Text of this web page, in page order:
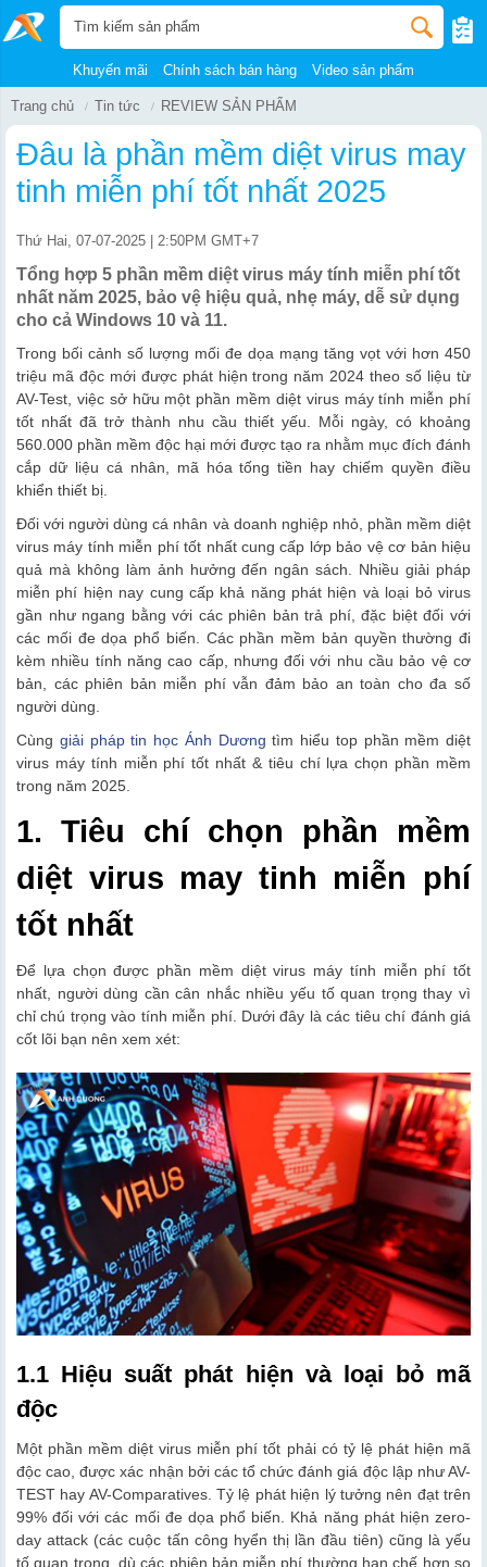
Khuyến mãi Chính sách bán hàng Video sản phẩm
Trang chủ Tin tức REVIEW SẢN PHẨM
Đâu là phần mềm diệt virus may
tinh miễn phí tốt nhất 2025
Thứ Hai, 07-07-2025 | 2:50PM GMT+7
Tổng hợp 5 phần mềm diệt virus máy tính miễn phí tốt
nhất năm 2025, bảo vệ hiệu quả, nhẹ máy, dễ sử dụng
cho cả Windows 10 và 11.
Trong bối cảnh số lượng mối đe dọa mạng tăng vọt với hơn 450
triệu mã độc mới được phát hiện trong năm 2024 theo số liệu từ
AV-Test, việc sở hữu một phần mềm diệt virus máy tính miễn phí
tốt nhất đã trở thành nhu cầu thiết yếu. Mỗi ngày, có khoảng
560.000 phần mềm độc hại mới được tạo ra nhằm mục đích đánh
cắp dữ liệu cá nhân, mã hóa tống tiền hay chiếm quyền điều
khiển thiết bị.
Đối với người dùng cá nhân và doanh nghiệp nhỏ, phần mềm diệt
virus máy tính miễn phí tốt nhất cung cấp lớp bảo vệ cơ bản hiệu
quả mà không làm ảnh hưởng đến ngân sách. Nhiều giải pháp
miễn phí hiện nay cung cấp khả năng phát hiện và loại bỏ virus
gần như ngang bằng với các phiên bản trả phí, đặc biệt đối với
các mối đe dọa phổ biến. Các phần mềm bản quyền thường đi
kèm nhiều tính năng cao cấp, nhưng đối với nhu cầu bảo vệ cơ
bản, các phiên bản miễn phí vẫn đảm bảo an toàn cho đa số
người dùng.
Cùng giải pháp tin học Ánh Dương tìm hiểu top phần mềm diệt
virus máy tính miễn phí tốt nhất & tiêu chí lựa chọn phần mềm
trong năm 2025.
1. Tiêu chí chọn phần mềm
diệt virus may tinh miễn phí
tốt nhất
Để lựa chọn được phần mềm diệt virus máy tính miễn phí tốt
nhất, người dùng cần cân nhắc nhiều yếu tố quan trọng thay vì
chỉ chú trọng vào tính miễn phí. Dưới đây là các tiêu chí đánh giá
cốt lõi bạn nên xem xét:
1.1 Hiệu suất phát hiện và loại bỏ mã
độc
Một phần mềm diệt virus miễn phí tốt phải có tỷ lệ phát hiện mã
độc cao, được xác nhận bởi các tổ chức đánh giá độc lập như AV-
TEST hay AV-Comparatives. Tỷ lệ phát hiện lý tưởng nên đạt trên
99% đối với các mối đe dọa phổ biến. Khả năng phát hiện zero-
day attack (các cuộc tấn công hyển thị lần đầu tiên) cũng là yếu
tố quan trọng, dù các phiên bản miễn phí thường hạn chế hơn so